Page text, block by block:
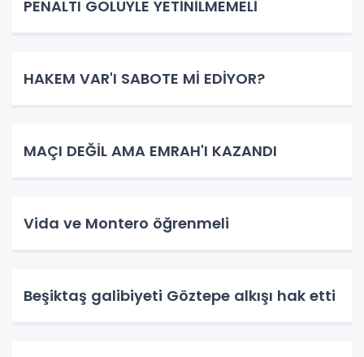
PENALTI GOLÜYLE YETİNİLMEMELİ
HAKEM VAR'I SABOTE Mİ EDİYOR?
MAÇI DEĞİL AMA EMRAH'I KAZANDI
Vida ve Montero öğrenmeli
Beşiktaş galibiyeti Göztepe alkışı hak etti